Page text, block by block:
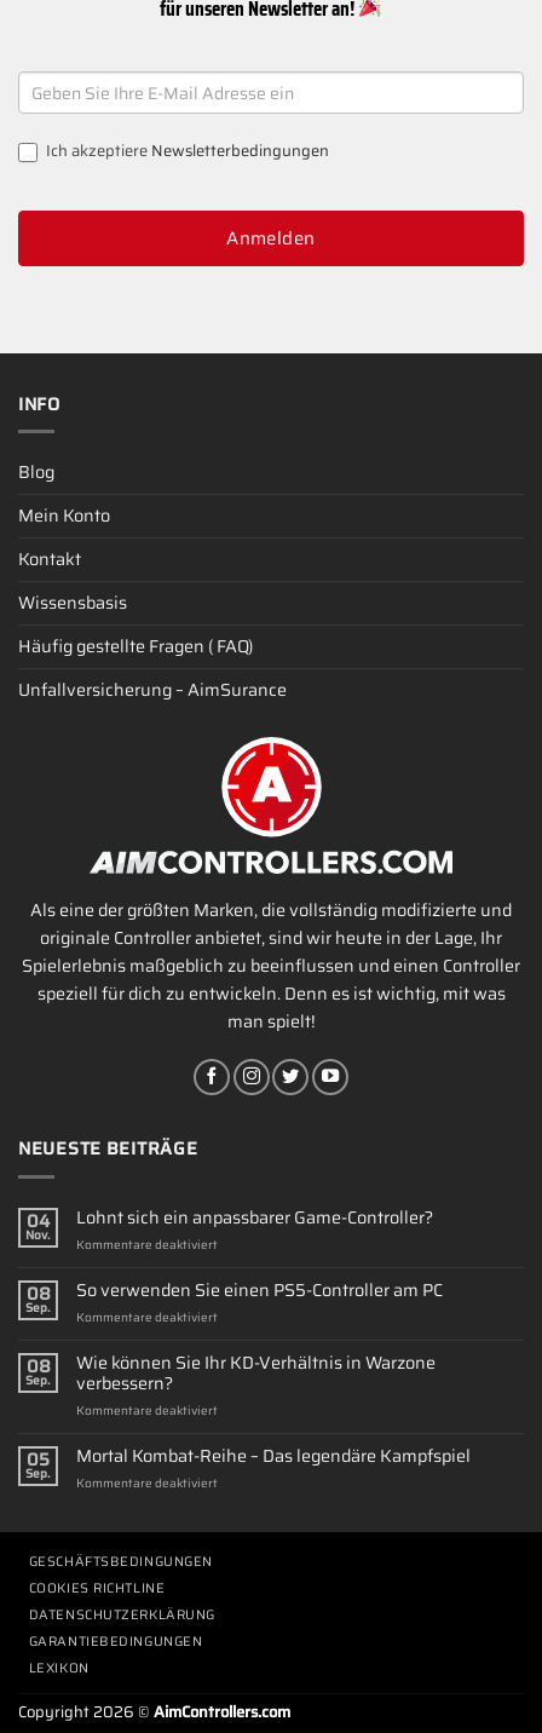
für unseren Newsletter an!
NEWSLETTER
SIGNUP
Ich akzeptiereNewsletterbedingungen
Anmelden
INFO
Blog
Mein Konto
Kontakt
Wissensbasis
Häufig gestellte Fragen ( FAQ)
Unfallversicherung – AimSurance
Als eine der größten Marken, die vollständig modifizierte und
originale Controller anbietet, sind wir heute in der Lage, Ihr
Spielerlebnis maßgeblich zu beeinflussen und einen Controller
speziell für dich zu entwickeln. Denn es ist wichtig, mit was
man spielt!
NEUESTE BEITRÄGE
04
Nov.
Lohnt sich ein anpassbarer Game-Controller?
Kommentare deaktiviertfür
sich
ein
anpassbarer
Controller?
08
Sep.
So verwenden Sie einen PS5-Controller am PC
Kommentare deaktiviertfür
verwenden
Sie
PS5-
am
08
Sep.
Wie können Sie Ihr KD-Verhältnis in Warzone
verbessern?
Kommentare deaktiviertfür
können
Sie
Ihr
05
Sep.
Mortal Kombat-Reihe – Das legendäre Kampfspiel
Kommentare deaktiviertfür
GESCHÄFTSBEDINGUNGEN
COOKIES RICHTLINE
DATENSCHUTZERKLÄRUNG
GARANTIEBEDINGUNGEN
LEXIKON
Copyright 2026 ©AimControllers.com